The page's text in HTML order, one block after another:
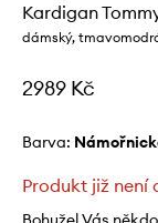
Kardigan
dámský,
2989 Kč
Barva:
Produkt již není